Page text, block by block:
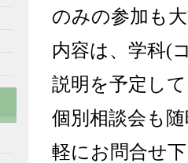
のみの参加も
内容は、学科(
説明を予定し
個別相談会も
軽にお問合せ